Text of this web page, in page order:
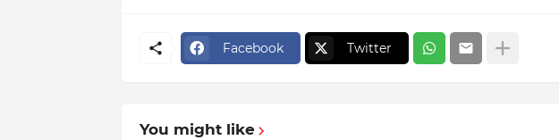
Facebook Twitter
You might like